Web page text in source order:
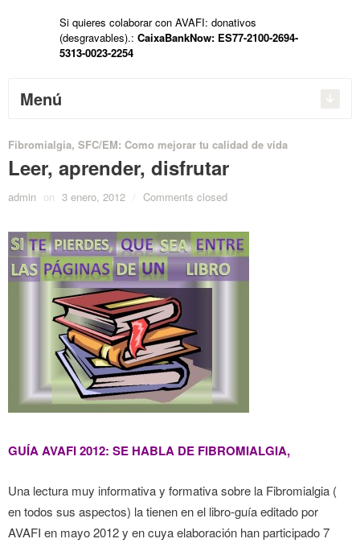
Si quieres colaborar con AVAFI: donativos
(desgravables).:CaixaBankNow: ES77-2100-2694-
5313-0023-2254
Menú
Fibromialgia, SFC/EM: Como mejorar tu calidad de vida
Leer, aprender, disfrutar
admin on 3 enero, 2012 / Comments closed
GUÍA AVAFI 2012: SE HABLA DE FIBROMIALGIA,
Una lectura muy informativa y formativa sobre la Fibromialgia (
en todos sus aspectos) la tienen en el libro-guía editado por
AVAFI en mayo 2012 y en cuya elaboración han participado 7